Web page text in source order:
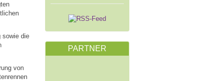
sowie die
von
PARTNER